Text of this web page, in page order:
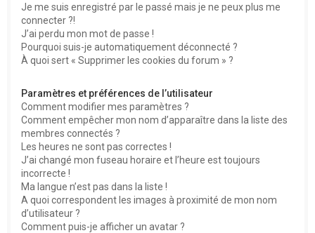
Je me suis enregistré par le passé mais je ne peux plus me
connecter ?!
J’ai perdu mon mot de passe !
Pourquoi suis-je automatiquement déconnecté ?
À quoi sert « Supprimer les cookies du forum » ?
Paramètres et préférences de l’utilisateur
Comment modifier mes paramètres ?
Comment empêcher mon nom d’apparaître dans la liste des
membres connectés ?
Les heures ne sont pas correctes !
J’ai changé mon fuseau horaire et l’heure est toujours
incorrecte !
Ma langue n’est pas dans la liste !
A quoi correspondent les images à proximité de mon nom
d’utilisateur ?
Comment puis-je afficher un avatar ?